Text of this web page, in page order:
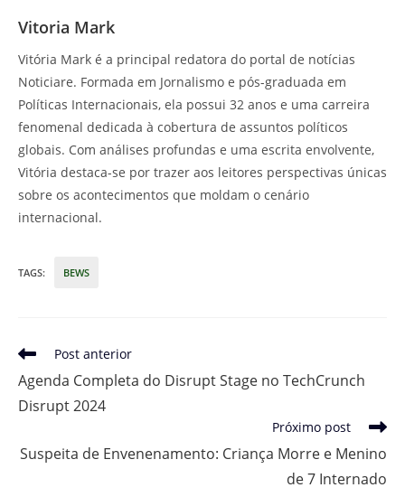
Vitoria Mark
Vitória Mark é a principal redatora do portal de notícias
Noticiare. Formada em Jornalismo e pós-graduada em
Políticas Internacionais, ela possui 32 anos e uma carreira
fenomenal dedicada à cobertura de assuntos políticos
globais. Com análises profundas e uma escrita envolvente,
Vitória destaca-se por trazer aos leitores perspectivas únicas
sobre os acontecimentos que moldam o cenário
internacional.
TAGS: BEWS
Leia
artigos
Post anterior
Agenda Completa do Disrupt Stage no TechCrunch
Disrupt 2024
Próximo post
Suspeita de Envenenamento: Criança Morre e Menino
de 7 Internado